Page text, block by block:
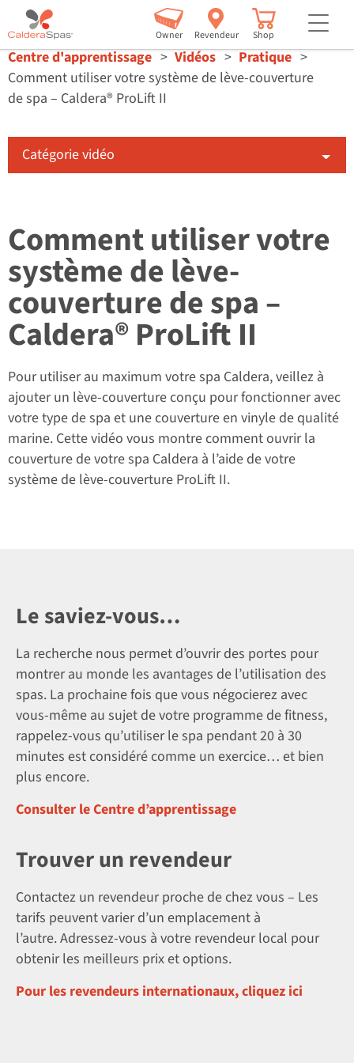
Owner Revendeur Shop
Centre d'apprentissage
Vidéos
Pratique
Comment utiliser votre système de lève-couverture
de spa – Caldera® ProLift II
Catégorie vidéo
Comment utiliser votre
système de lève-
couverture de spa –
Caldera® ProLift II
Pour utiliser au maximum votre spa Caldera, veillez à
ajouter un lève-couverture conçu pour fonctionner avec
votre type de spa et une couverture en vinyle de qualité
marine. Cette vidéo vous montre comment ouvrir la
couverture de votre spa Caldera à l’aide de votre
système de lève-couverture ProLift II.
Le saviez-vous…
La recherche nous permet d’ouvrir des portes pour
montrer au monde les avantages de l’utilisation des
spas. La prochaine fois que vous négocierez avec
vous-même au sujet de votre programme de fitness,
rappelez-vous qu’utiliser le spa pendant 20 à 30
minutes est considéré comme un exercice… et bien
plus encore.
Consulter le Centre d’apprentissage
Trouver un revendeur
Contactez un revendeur proche de chez vous – Les
tarifs peuvent varier d’un emplacement à
l’autre. Adressez-vous à votre revendeur local pour
obtenir les meilleurs prix et options.
Pour les revendeurs internationaux, cliquez ici